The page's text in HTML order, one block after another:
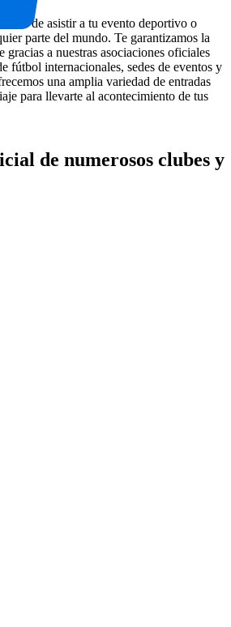
de asistir a tu evento deportivo o
parte del mundo. Te garantizamos la
gracias a nuestras asociaciones oficiales
fútbol internacionales, sedes de eventos y
una amplia variedad de entradas
para llevarte al acontecimiento de tus
de numerosos clubes y